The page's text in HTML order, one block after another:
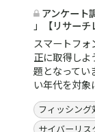
アンケート
」【リサーチ
スマートフ
正に取得し
題となってい
い年代を対象
フィッシング
サイバーリス